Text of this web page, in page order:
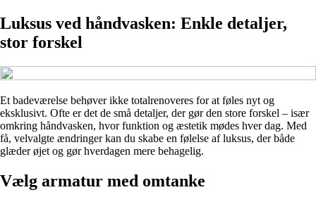
Luksus ved håndvasken: Enkle detaljer,
stor forskel
Et badeværelse behøver ikke totalrenoveres for at føles nyt og
eksklusivt. Ofte er det de små detaljer, der gør den store forskel – især
omkring håndvasken, hvor funktion og æstetik mødes hver dag. Med
få, velvalgte ændringer kan du skabe en følelse af luksus, der både
glæder øjet og gør hverdagen mere behagelig.
Vælg armatur med omtanke